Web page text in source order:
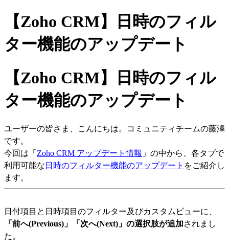
【Zoho CRM】日時のフィル
ター機能のアップデート
【Zoho CRM】日時のフィル
ター機能のアップデート
ユーザーの皆さま、こんにちは。コミュニティチームの藤澤
です。
今回は「 Zoho CRM アップデート情報 」の中から、各タブで
利用可能な 日時のフィルター機能のアップデート をご紹介し
ます。
日付項目と日時項目のフィルター及びカスタムビューに、
「前へ(Previous)」「次へ(Next)」の選択肢が追加されまし
た。